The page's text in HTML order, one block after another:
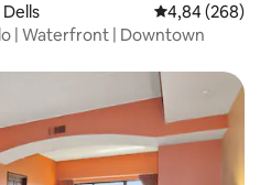
Priemerné
4,84 (268)
| Waterfront | Downtown